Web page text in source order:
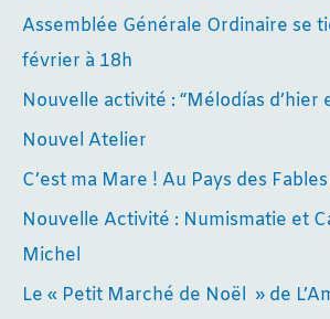
Assemblée Générale Ordinaire se
février à 18h
Nouvelle activité : “Mélodías d’hier
Nouvel Atelier
C’est ma Mare ! Au Pays des
Nouvelle Activité : Numismatie et
Michel
Le « Petit Marché de Noël » de